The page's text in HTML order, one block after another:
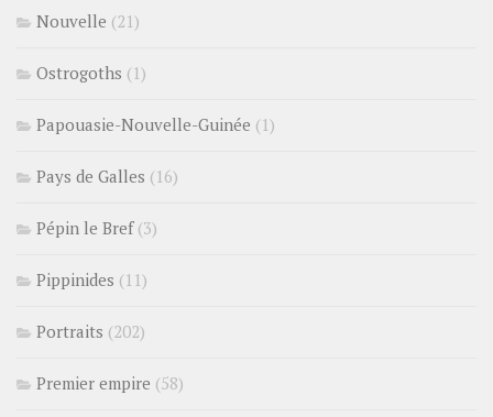
Nouvelle (21)
Ostrogoths (1)
Papouasie-Nouvelle-Guinée (1)
Pays de Galles (16)
Pépin le Bref(3)
Pippinides (11)
Portraits (202)
Premier empire (58)